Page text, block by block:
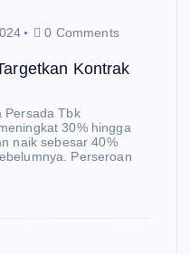
0 Comments
Kontrak
Persada Tbk
30% hingga
naik sebesar 40%
Perseroan